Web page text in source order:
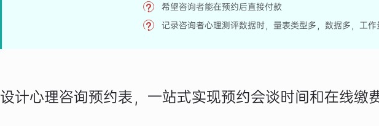
希望咨询者能在预约后直接付款
记录咨询者心理测评数据时，量表类型多，数据多，工作
设计心理咨询预约表，一站式实现预约会谈时间和在线缴